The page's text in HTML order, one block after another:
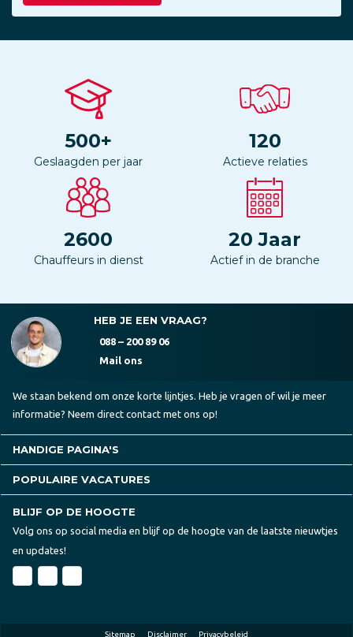
500+
Geslaagden per jaar
120
Actieve relaties
2600
Chauffeurs in dienst
20 Jaar
Actief in de branche
HEB JE EEN VRAAG?
088 – 200 89 06
Mail ons
We staan bekend om onze korte lijntjes. Heb je vragen of wil je meer
informatie? Neem direct contact met ons op!
HANDIGE PAGINA'S
POPULAIRE VACATURES
BLIJF OP DE HOOGTE
Volg ons op social media en blijf op de hoogte van de laatste nieuwtjes
en updates!
Sitemap Disclaimer Privacybeleid